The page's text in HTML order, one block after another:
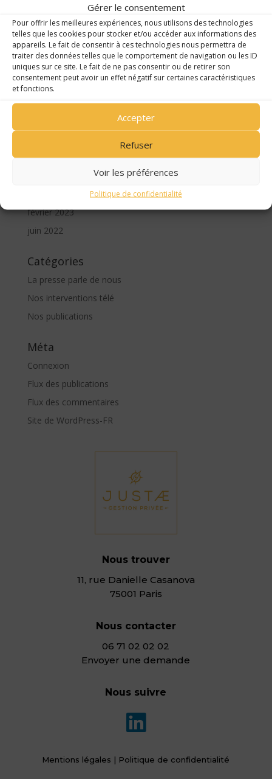
Gérer le consentement
Pour offrir les meilleures expériences, nous utilisons des technologies
telles que les cookies pour stocker et/ou accéder aux informations des
appareils. Le fait de consentir à ces technologies nous permettra de
traiter des données telles que le comportement de navigation ou les ID
uniques sur ce site. Le fait de ne pas consentir ou de retirer son
consentement peut avoir un effet négatif sur certaines caractéristiques
et fonctions.
Accepter
Refuser
Voir les préférences
Politique de confidentialité
septembre 2024
juillet 2024
juin 2024
mai 2024
avril 2024
mars 2024
octobre 2023
février 2023
juin 2022
Catégories
La presse parle de nous
Nos interventions télé
Nos publications
Méta
Connexion
Flux des publications
Flux des commentaires
Site de WordPress-FR
Nous trouver
11, rue Danielle Casanova
75001 Paris
Nous contacter
06 71 02 02 02
Envoyer une demande
Nous suivre

Mentions légales | Politique de confidentialité